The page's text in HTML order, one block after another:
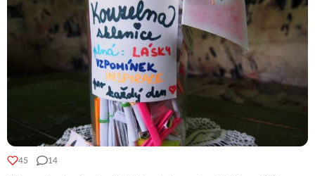
45 14